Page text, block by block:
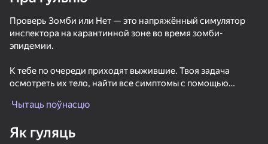
Миллионер с нуля!
Проверь Зомби или Нет — это напряжённый симулятор
инспектора на карантинной зоне во время зомби-
эпидемии.
К тебе по очереди приходят выжившие. Твоя задача
осмотреть их тело, найти все симптомы с помощью
отправить в лагерь, поместить в карантин или
Чытаць поўнасцю
Як гуляць